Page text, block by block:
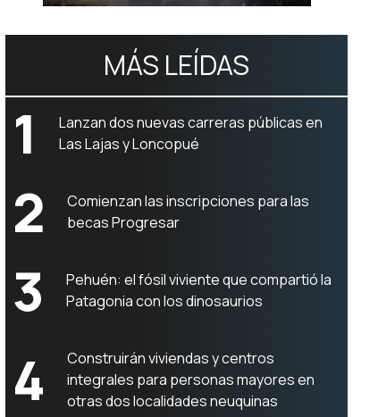
MÁS LEÍDAS
1
Lanzan dos nuevas carreras públicas en
Las Lajas y Loncopué
2
Comienzan las inscripciones para las
becas Progresar
3
Pehuén: el fósil viviente que compartió la
Patagonia con los dinosaurios
4
Construirán viviendas y centros
integrales para personas mayores en
otras dos localidades neuquinas